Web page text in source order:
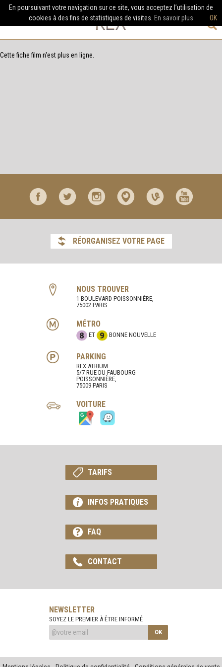
Cette fiche film n'est plus en ligne.
RÉORGANISEZ VOTRE PAGE
NOUS TROUVER
1 BOULEVARD POISSONNIÈRE,
75002 PARIS
MÉTRO
ET BONNE NOUVELLE
PARKING
REX ATRIUM
5/7 RUE DU FAUBOURG
POISSONNIÈRE,
75009 PARIS
VOITURE
TARIFS
INFOS PRATIQUES
FAQ
CONTACT
NEWSLETTER
SOYEZ LE PREMIER À ÊTRE INFORMÉ
OK
OK
En poursuivant votre navigation sur ce site, vous acceptez l’utilisation de
cookies à des fins de statistiques de visites. En savoir plus